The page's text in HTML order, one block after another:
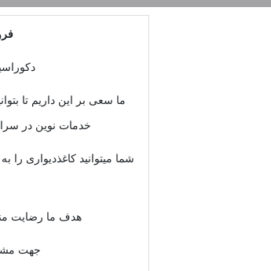
ما سعی بر این داریم تا
خدمات نوین در
شما میتوانید کاغذدیواری
هدف ما رضایت
جهت